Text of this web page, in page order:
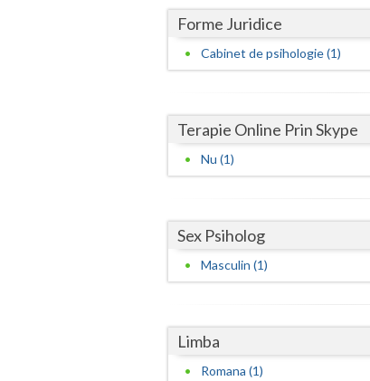
Hunedoara
Ialomita
Ilfov
Forme Juridice
Cabinet de psihologie (1)
Terapie Online Prin Skype
Nu (1)
Sex Psiholog
Masculin (1)
Limba
Romana (1)